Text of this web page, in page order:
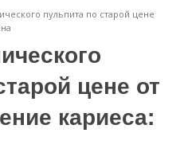
пульпита по старой цене
цене от
кариеса: